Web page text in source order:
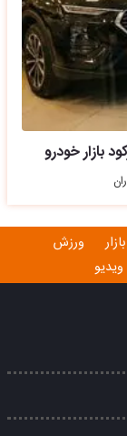
ورزش
ویدیو